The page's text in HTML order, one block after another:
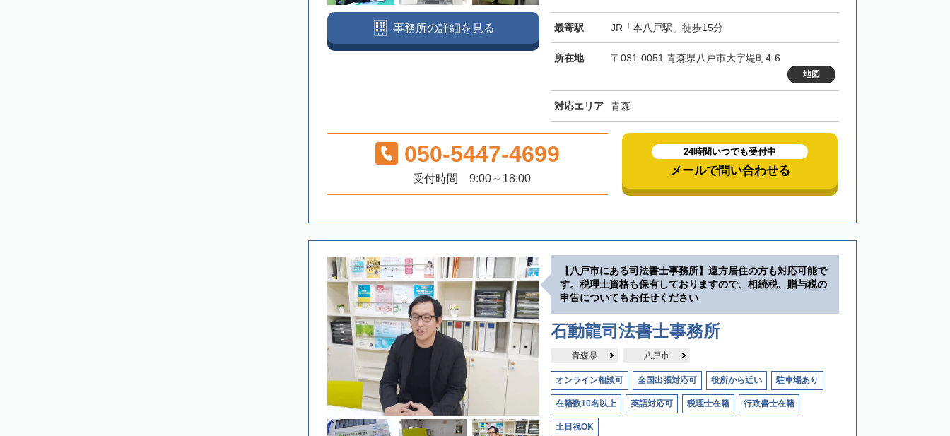
最寄駅 JR「本八戸駅」徒歩15分
所在地 〒031-0051 青森県八戸市大字堤町4-6
地図
対応エリア 青森
事務所の詳細を見る
050-5447-4699
受付時間 9:00～18:00
24時間いつでも受付中
メールで問い合わせる
【八戸市にある司法書士事務所】遠方居住の方も対応可能で
す。税理士資格も保有しておりますので、相続税、贈与税の
申告についてもお任せください
石動龍司法書士事務所
青森県 八戸市
オンライン相談可 全国出張対応可 役所から近い 駐車場あり
在籍数10名以上 英語対応可 税理士在籍 行政書士在籍
土日祝OK